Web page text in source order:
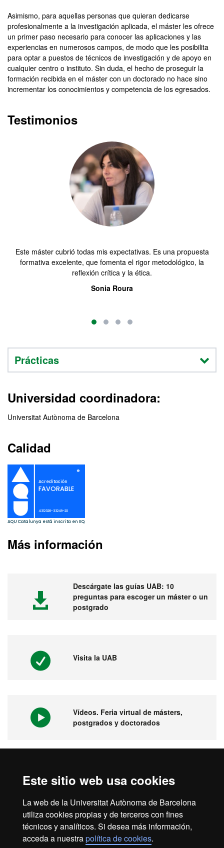
Este sitio web usa cookies
La web de la Universitat Autònoma de Barcelona
utiliza cookies propias y de terceros con fines
técnicos y analíticos. Si desea más información,
acceda a nuestrapolítica de cookies.
Asimismo, para aquellas personas que quieran dedicarse
profesionalmente a la investigación aplicada, el máster les ofrece
un primer paso necesario para conocer las aplicaciones y las
experiencias en numerosos campos, de modo que les posibilita
para optar a puestos de técnicos de investigación y de apoyo en
cualquier centro o instituto. Sin duda, el hecho de proseguir la
formación recibida en el máster con un doctorado no hace sino
incrementar los conocimientos y competencia de los egresados.
Testimonios
Este máster cubrió todas mis expectativas. Es una propuesta
formativa excelente, que fomenta el rigor metodológico, la
reflexión crítica y la ética.
Sonia Roura
Prácticas
Universidad coordinadora:
Universitat Autònoma de Barcelona
Calidad
Más información
Descárgate las guías UAB: 10
preguntas para escoger un máster o un
postgrado
Visita la UAB
Vídeos. Feria virtual de másters,
postgrados y doctorados
mundo